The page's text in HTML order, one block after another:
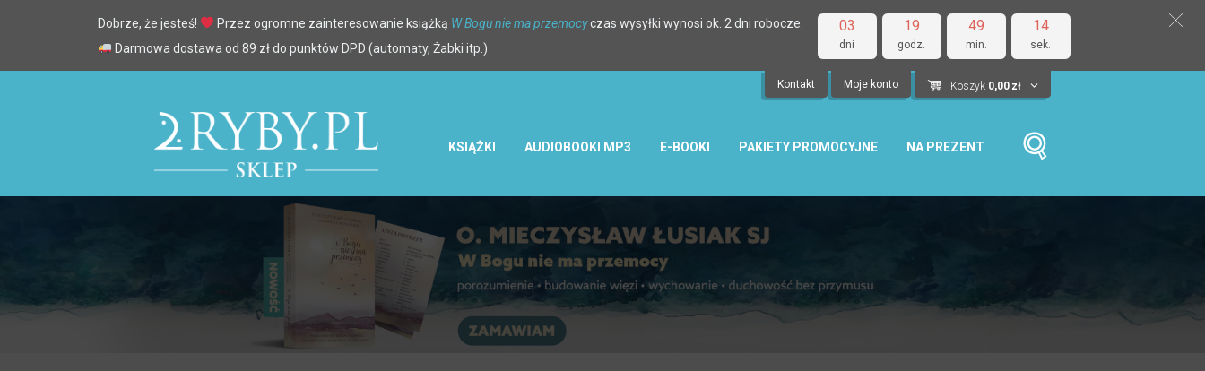
03
dni
19
godz.
49
min.
13
sek.
Dobrze, że jesteś! Przez ogromne zainteresowanie książką W Bogu nie ma przemocyczas wysyłki wynosi ok. 2 dni robocze.
Darmowa dostawa od 89 zł do punktów DPD (automaty, Żabki itp.)
Kontakt Moje konto Koszyk 0,00 zł
KSIĄŻKI AUDIOBOOKI MP3 E-BOOKI PAKIETY PROMOCYJNE NA PREZENT